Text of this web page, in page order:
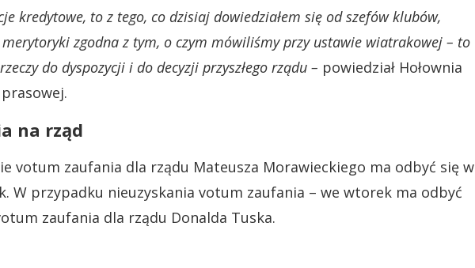
kredytowe, to z tego, co dzisiaj dowiedziałem się od szefów klubów,
merytoryki zgodna z tym, o czym mówiliśmy przy ustawie wiatrakowej – to
do dyspozycji i do decyzji przyszłego rządu – powiedział Hołownia
na rząd
votum zaufania dla rządu Mateusza Morawieckiego ma odbyć się w
W przypadku nieuzyskania votum zaufania – we wtorek ma odbyć
zaufania dla rządu Donalda Tuska.